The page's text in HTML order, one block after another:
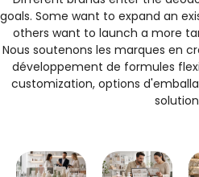
goals. Some want to expand an
others want to launch a more
Nous soutenons les marques en
développement de formules
customization, options